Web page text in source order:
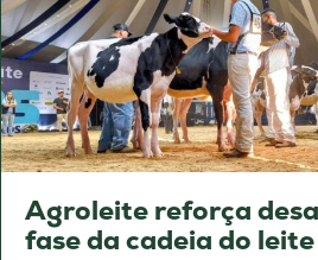
Agroleite reforça
fase da cadeia do leite